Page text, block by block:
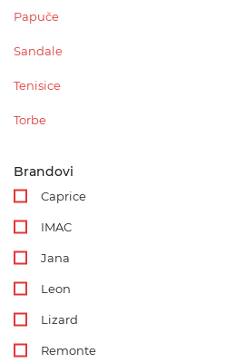
Papuče
Sandale
Tenisice
Torbe
Brandovi
Caprice
IMAC
Jana
Leon
Lizard
Remonte